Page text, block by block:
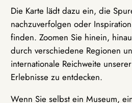
Die Karte lädt dazu ein, die
nachzuverfolgen oder
finden. Zoomen Sie hinein,
durch verschiedene Regionen
internationale Reichweite
Erlebnisse zu entdecken.
Wenn Sie selbst ein Museum,